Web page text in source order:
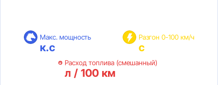
Макс. мощность
к.с
Разгон 0-100 км/ч
с
Расход топлива (смешанный)
л / 100 км